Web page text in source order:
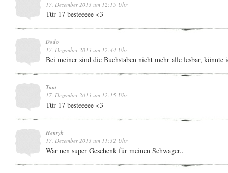
17. Dezember 2013 um 12:15 Uhr
Tür 17 besteeeee <3
Dodo
17. Dezember 2013 um 12:44 Uhr
Bei meiner sind die Buchstaben nicht mehr alle lesbar, könnte
Tuni
17. Dezember 2013 um 12:15 Uhr
Tür 17 besteeeee <3
Henryk
17. Dezember 2013 um 11:32 Uhr
Wär nen super Geschenk für meinen Schwager..